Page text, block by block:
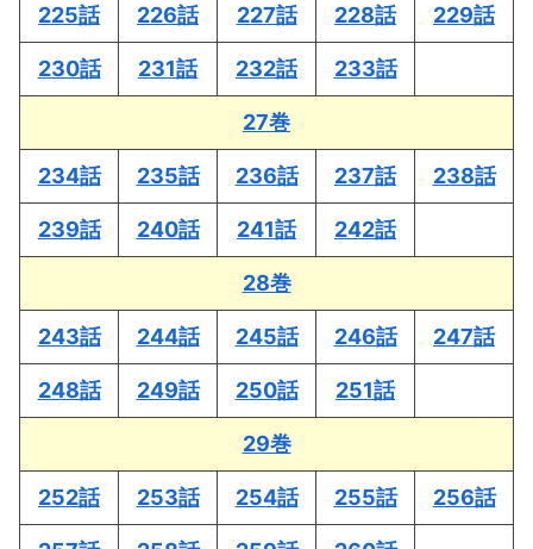
225話 226話 227話 228話 229話
230話 231話 232話 233話
27巻
234話 235話 236話 237話 238話
239話 240話 241話 242話
28巻
243話 244話 245話 246話 247話
248話 249話 250話 251話
29巻
252話 253話 254話 255話 256話